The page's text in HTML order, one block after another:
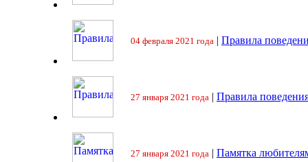
04 февраля 2021 года | Правила
27 января 2021 года | Правила
27 января 2021 года | Памятка